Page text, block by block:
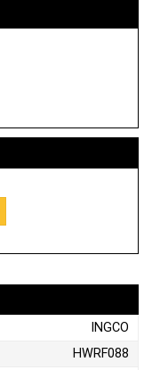
INGCO
HWRF088